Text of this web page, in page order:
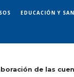
EDUCACIÓN Y
de las